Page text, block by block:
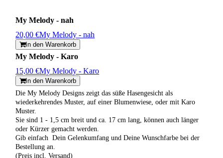
My Melody - nah
20,00 €My Melody - nah
In den Warenkorb
My Melody - Karo
15,00 €My Melody - Karo
In den Warenkorb
Die My Melody Designs zeigt das süße Hasengesicht als
wiederkehrendes Muster, auf einer Blumenwiese, oder mit Karo
Muster.
Sie sind 1 - 1,5 cm breit und ca. 17 cm lang, können auch länger
oder Kürzer gemacht werden.
Gib einfach Dein Gelenkumfang und Deine Wunschfarbe bei der
Bestellung an.
(Preis incl. Versand)